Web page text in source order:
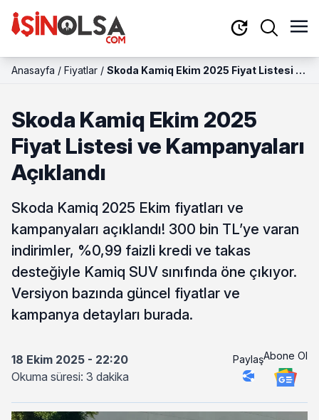
Anasayfa / Fiyatlar / Skoda Kamiq Ekim 2025 Fiyat Listesi ve
Skoda Kamiq Ekim 2025
Fiyat Listesi ve Kampanyaları
Açıklandı
Skoda Kamiq 2025 Ekim fiyatları ve
kampanyaları açıklandı! 300 bin TL’ye varan
indirimler, %0,99 faizli kredi ve takas
desteğiyle Kamiq SUV sınıfında öne çıkıyor.
Versiyon bazında güncel fiyatlar ve
kampanya detayları burada.
18 Ekim 2025 - 22:20
Okuma süresi: 3 dakika
PaylaşAbone Ol